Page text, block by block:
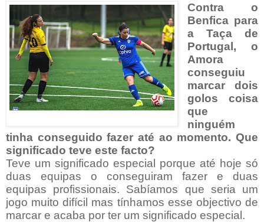
Contra o
Benfica para
a Taça de
Portugal, o
Amora
conseguiu
marcar dois
golos coisa
que
ninguém
tinha conseguido fazer até ao momento. Que
significado teve este facto?
Teve um significado especial porque até hoje só
duas equipas o conseguiram fazer e duas
equipas profissionais. Sabíamos que seria um
jogo muito difícil mas tínhamos esse objectivo de
marcar e acaba por ter um significado especial.